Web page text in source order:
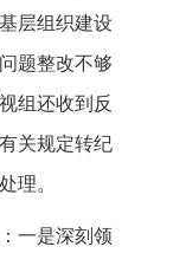
层组织建设
题整改不够
组还收到反
关规定转纪
理。
一是深刻领